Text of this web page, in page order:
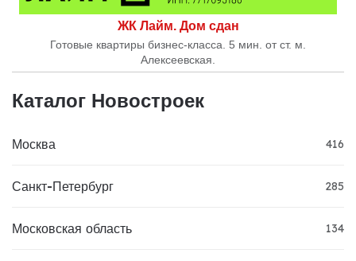
ЖК Лайм. Дом сдан
Готовые квартиры бизнес-класса. 5 мин. от ст. м.
Алексеевская.
Каталог Новостроек
Москва 416
Санкт-Петербург 285
Московская область 134